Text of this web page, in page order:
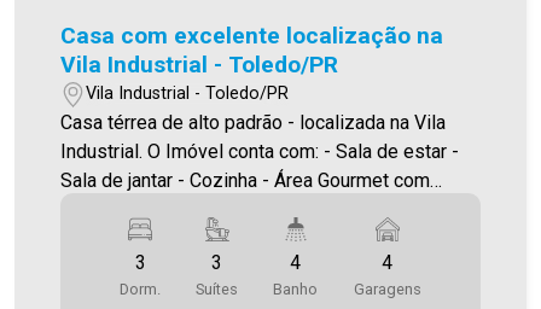
Casa com excelente localização na
Vila Industrial - Toledo/PR
Vila Industrial - Toledo/PR
Casa térrea de alto padrão - localizada na Vila
Industrial. O Imóvel conta com: - Sala de estar -
Sala de jantar - Cozinha - Área Gourmet com
02 depósitos - Lavanderia Área intima: - Home
cinema - Escritório - 03 suítes sendo 01 suíte
master Diferenciais: - Piscina de borda infinita
3
Dorm.
3
Suítes
4
Banho
4
Garagens